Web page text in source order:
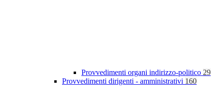
Provvedimenti organi indirizzo-politico 29
Provvedimenti dirigenti - amministrativi 160